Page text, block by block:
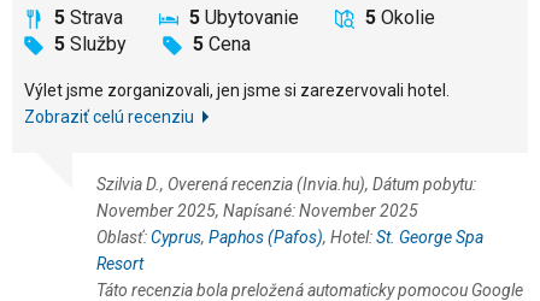
5 Strava 5 Ubytovanie 5 Okolie
5 Služby 5 Cena
Výlet jsme zorganizovali, jen jsme si zarezervovali hotel.
Zobraziť celú recenziu
Szilvia D., Overená recenzia (Invia.hu), Dátum pobytu:
November 2025, Napísané: November 2025
Oblasť:Cyprus, Paphos (Pafos), Hotel:St. George Spa
Resort
Táto recenzia bola preložená automaticky pomocou Google